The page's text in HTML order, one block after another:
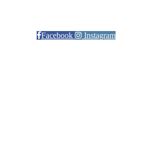
Facebook Instagram